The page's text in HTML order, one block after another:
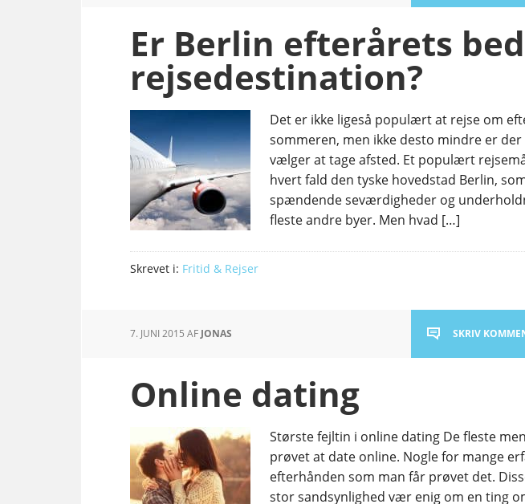
Er Berlin efterårets
rejsedestination?
Det er ikke ligeså populært at rejse om
sommeren, men ikke desto mindre er
vælger at tage afsted. Et populært
hvert fald den tyske hovedstad Berlin,
spændende seværdigheder og
fleste andre byer. Men hvad […]
Skrevet i: Fritid & Rejser
7. JUNI 2015 AF JONAS SKRIV
Online dating
Største fejltin i online dating De fleste
prøvet at date online. Nogle for mange
efterhånden som man får prøvet det.
stor sandsynlighed vær enig om en ting